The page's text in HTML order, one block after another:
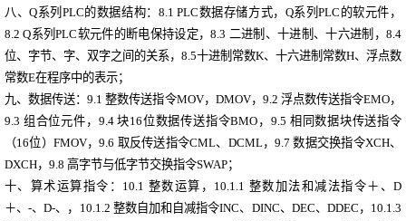
八、Q系列PLC的数据结构： 8.1 PLC数据存储方式， Q系列PLC的软元件 ，
8.2 Q系列PLC软元件的断电保持设定，8.3 二进制、十进制、十六进制 ，8.4
位、字节、字、双字之间的关系， 8.5十进制常数K、十六进制常数H、浮点数
常数E在程序中的表示；
九、数据传送：9.1 整数传送指令MOV，DMOV， 9.2 浮点数传送指令EMO，
9.3 组合位元件 ， 9.4 块16位数据传送指令BMO ， 9.5 相同数据块传送指令
（16位）FMOV，9.6 取反传送指令CML、DCML，9.7 数据交换指令XCH、
DXCH， 9.8 高字节与低字节交换指令SWAP；
十、 算术运算指令 ： 10.1 整数运算 ， 10.1.1 整数加法和减法指令＋、D
＋、-、D-、
， 10.1.2 整数自加和自减指令INC、DINC、DEC、DDEC ， 10.1.3